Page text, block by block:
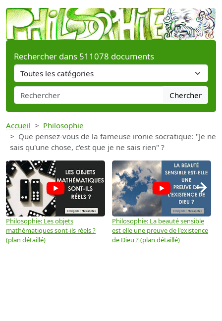
Rechercher dans 511078 documents
Chercher
Accueil
Philosophie
Que pensez-vous de la fameuse ironie socratique: "Je ne
sais qu'une chose, c'est que je ne sais rien" ?
Philosophie: Les objets
mathématiques sont-ils réels ?
(plan détaillé)
Philosophie: La beauté sensible
est elle une preuve de l'existence
de Dieu ? (plan détaillé)
→